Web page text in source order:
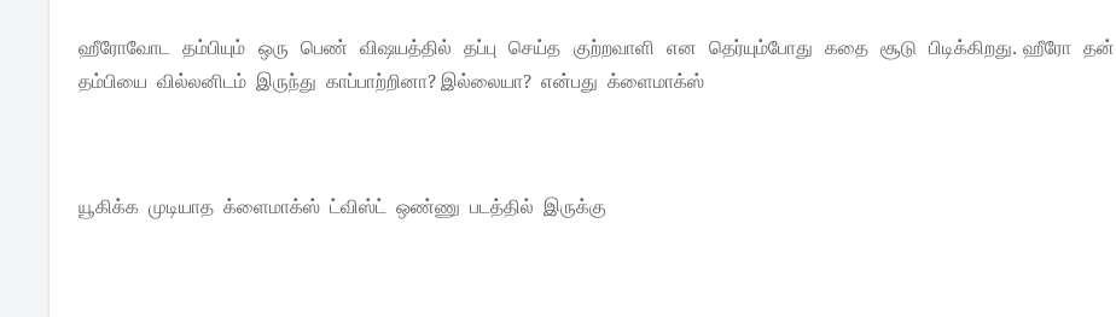
ஹீரோவோட தம்பியும் ஒரு பெண் விஷயத்தில் தப்பு செய்த குற்றவாளி என தெர்யும்போது கதை சூடு பிடிக்கிறது. ஹீரோ தன்
தம்பியை வில்லனிடம் இருந்து காப்பாற்றினா? இல்லையா? என்பது க்ளைமாக்ஸ்
யூகிக்க முடியாத க்ளைமாக்ஸ் ட்விஸ்ட் ஒண்ணு படத்தில் இருக்கு